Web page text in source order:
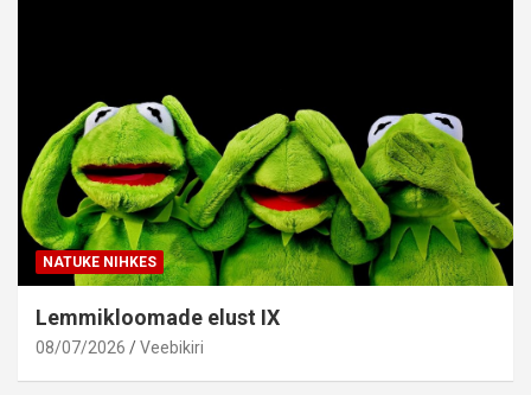
NATUKE NIHKES
Lemmikloomade elust IX
08/07/2026 Veebikiri